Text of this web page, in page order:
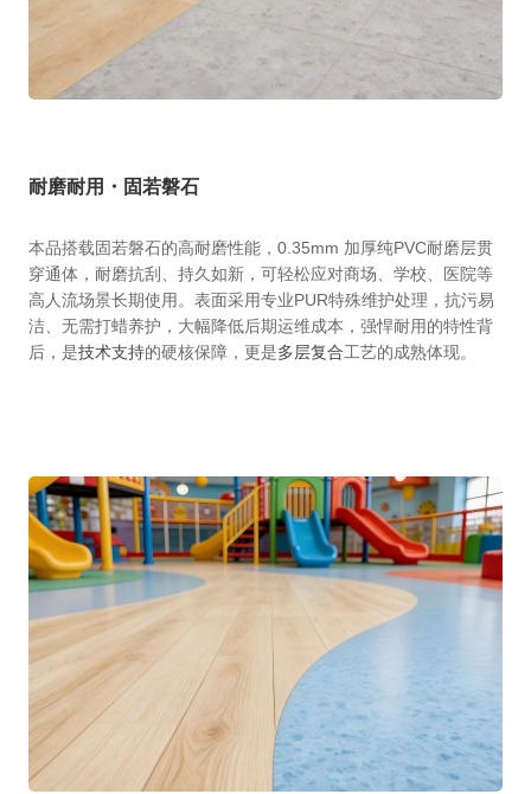
耐磨耐用・固若磐石
本品搭载固若磐石的高耐磨性能，0.35mm 加厚纯PVC耐磨层贯
穿通体，耐磨抗刮、持久如新，可轻松应对商场、学校、医院等
高人流场景长期使用。表面采用专业PUR特殊维护处理，抗污易
洁、无需打蜡养护，大幅降低后期运维成本，强悍耐用的特性背
后，是技术支持的硬核保障，更是多层复合工艺的成熟体现。